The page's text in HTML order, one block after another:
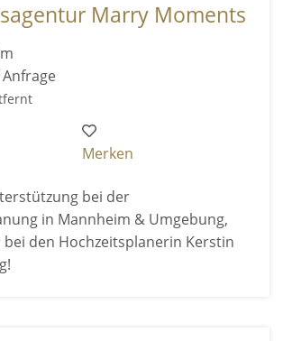
Marry Moments
Anfrage
Merken
bei der
in Mannheim & Umgebung,
den Hochzeitsplanerin Kerstin